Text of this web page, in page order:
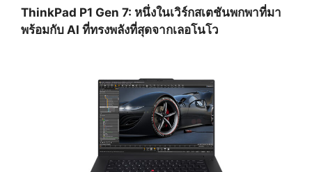
ThinkPad P1 Gen 7: หนึ่งในเวิร์กสเตชันพกพาที่มา
พร้อมกับ AI ที่ทรงพลังที่สุดจากเลอโนโว